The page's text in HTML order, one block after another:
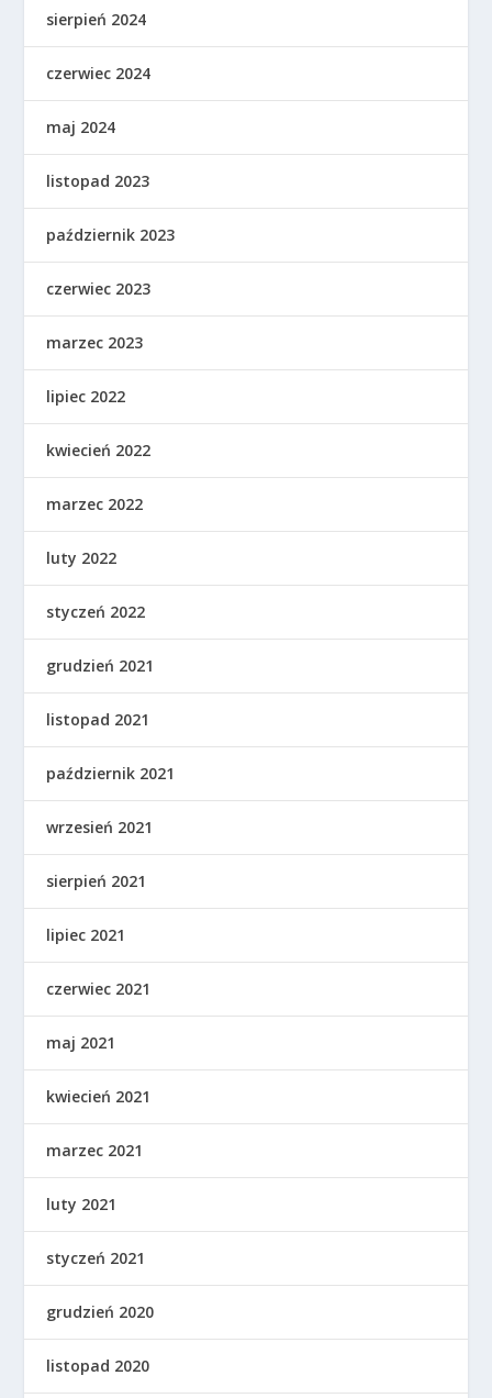
sierpień 2024
czerwiec 2024
maj 2024
listopad 2023
październik 2023
czerwiec 2023
marzec 2023
lipiec 2022
kwiecień 2022
marzec 2022
luty 2022
styczeń 2022
grudzień 2021
listopad 2021
październik 2021
wrzesień 2021
sierpień 2021
lipiec 2021
czerwiec 2021
maj 2021
kwiecień 2021
marzec 2021
luty 2021
styczeń 2021
grudzień 2020
listopad 2020